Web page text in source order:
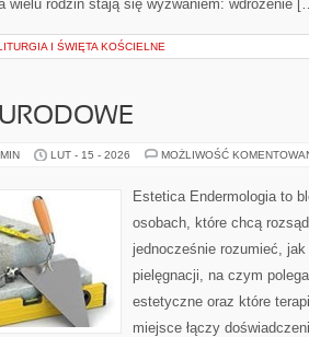
wielu rodzin stają się wyzwaniem: wdrożenie
I ŚWIĘTA KOŚCIELNE
LUT - 15 - 2026 MOŻLIWOŚĆ
Estetica Endermologia to
osobach, które chcą
jednocześnie rozumieć, jak
pielęgnacji, na czym
estetyczne oraz które
miejsce łączy